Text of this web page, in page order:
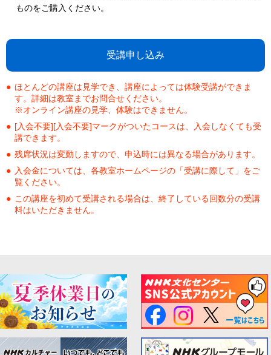
ものをご購入ください。
受講申し込み
ほとんどの講座は見学でき、講座によっては体験受講ができま
す。詳細は教室までお問合せください。
※オンライン講座の見学、体験はできません。
[入会不要][入会不要]マークがついたコースは、入会しなくても受
講できます。
残席状況は変動しますので、申込時には異なる場合があります。
入会金については、各教室ホームページの「受講に際して」をご
覧ください。
この講座を初めて受講される場合は、終了している回数分の受講
料はいただきません。